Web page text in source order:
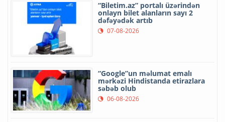
“Biletim.az” portalı üzərindən
onlayn bilet alanların sayı 2
dəfəyədək artıb
07-08-2026
“Google”un məlumat emalı
mərkəzi Hindistanda etirazlara
səbəb olub
06-08-2026